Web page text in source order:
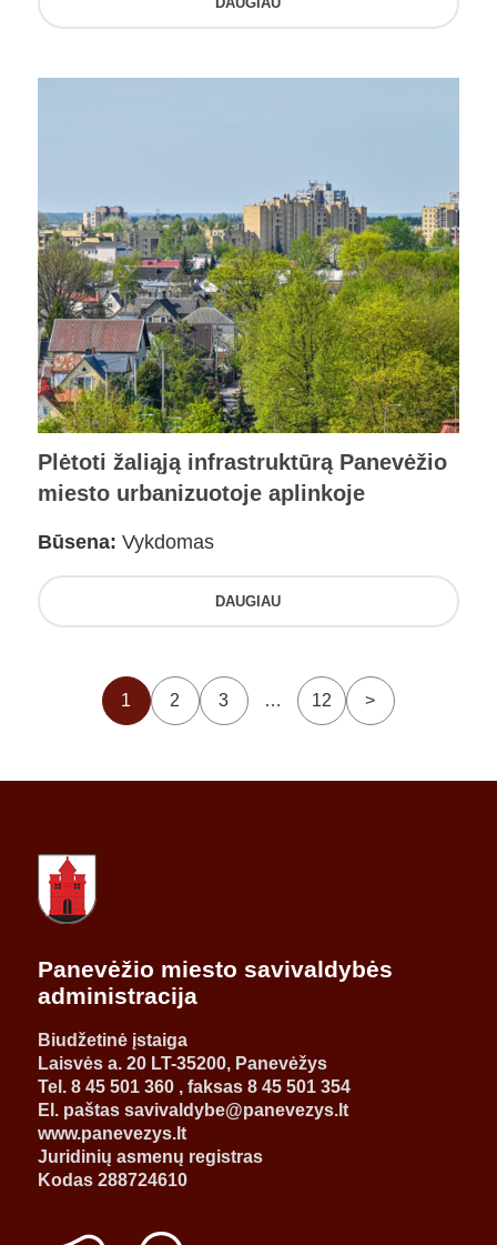
Plėtoti žaliąją infrastruktūrą Panevėžio
miesto urbanizuotoje aplinkoje
Būsena: Vykdomas
DAUGIAU
1 2 3 … 12 >
Panevėžio miesto savivaldybės
administracija
Biudžetinė įstaiga
Laisvės a. 20 LT-35200, Panevėžys
Tel. 8 45 501 360 , faksas 8 45 501 354
El. paštas savivaldybe@panevezys.lt
www.panevezys.lt
Juridinių asmenų registras
Kodas 288724610